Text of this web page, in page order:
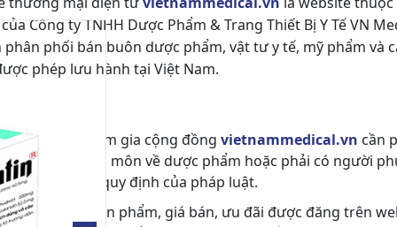
Công ty TNHH Dược Phẩm & Trang Thiết Bị Y Tế VN
phân phối bán buôn dược phẩm, vật tư y tế, mỹ phẩm và
phép lưu hành tại Việt Nam.
thành viên tham gia cộng đồng vietnammedical.vn cần
độ chuyên môn về dược phẩm hoặc phải có người
môn theo quy định của pháp luật.
thông tin về sản phẩm, giá bán, ưu đãi được đăng trên
MIDANTIN 500/
DÂN
Nhóm hàng:Kháng Sinh - Kháng
Chia sẻ qua mạng xã hội: